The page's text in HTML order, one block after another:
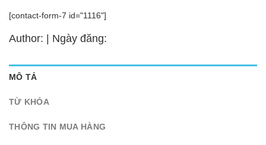
[contact-form-7 id="1116"]
Author: | Ngày đăng:
MÔ TẢ
TỪ KHÓA
THÔNG TIN MUA HÀNG